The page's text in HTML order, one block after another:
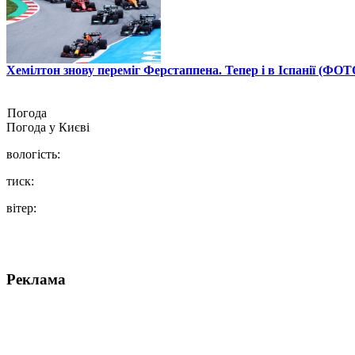
Хемілтон знову переміг Ферстаппена. Тепер і в Іспанії
Погода
Погода у Києві
вологість:
тиск:
вітер:
Реклама